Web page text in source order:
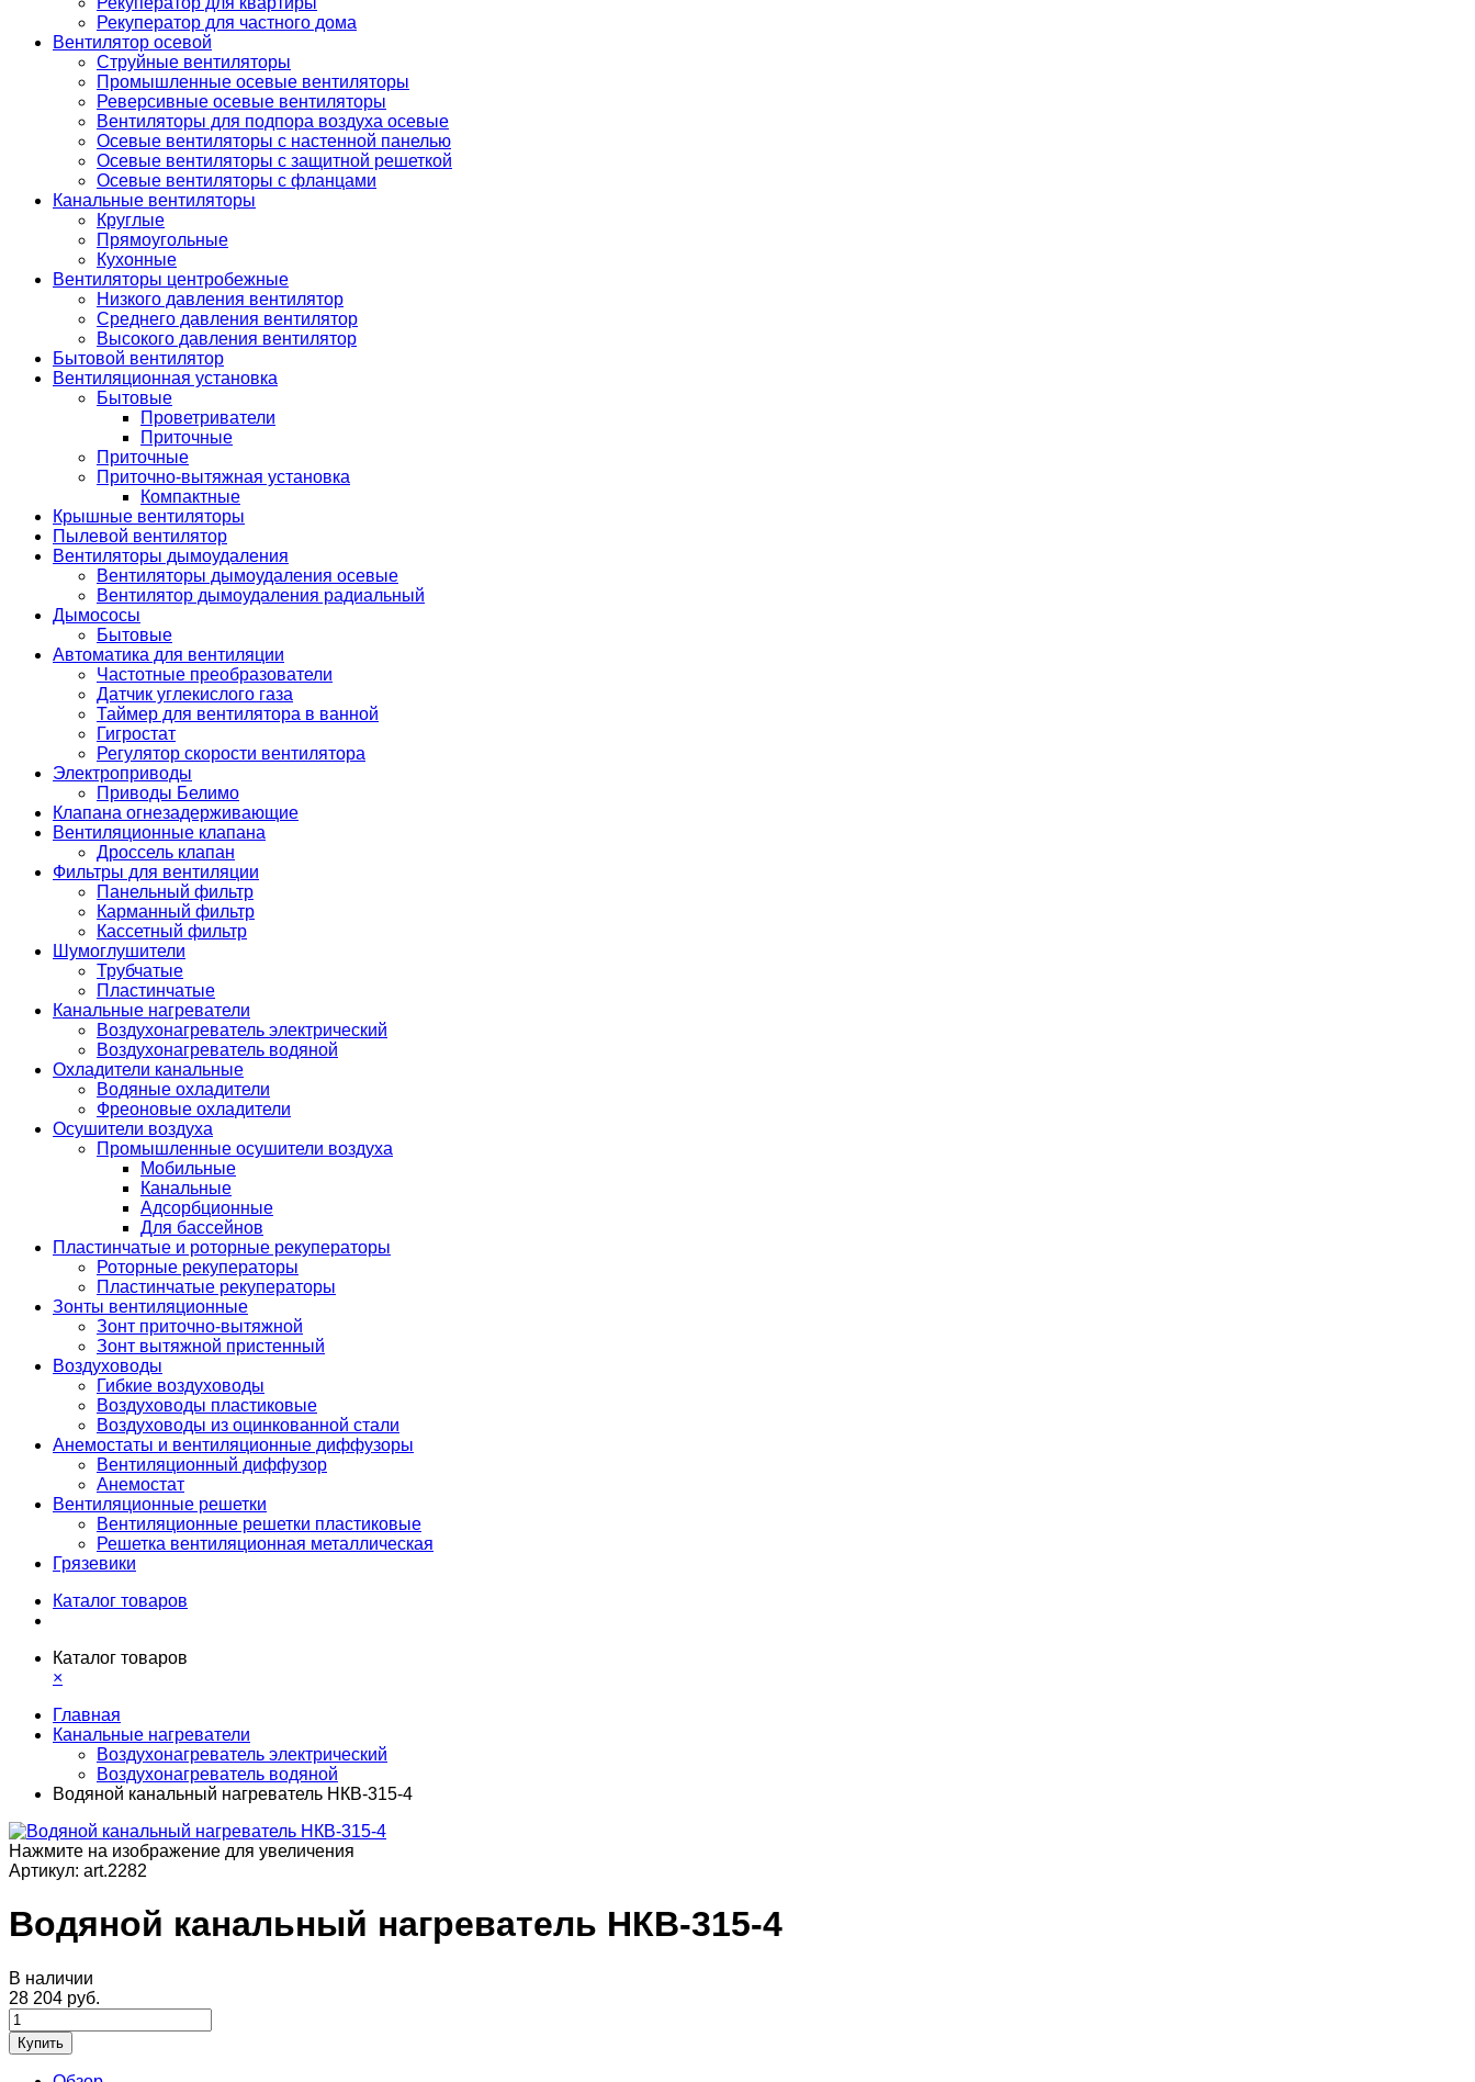
Рекуператор для частного дома
Вентилятор осевой
Струйные вентиляторы
Промышленные осевые вентиляторы
Реверсивные осевые вентиляторы
Вентиляторы для подпора воздуха осевые
Осевые вентиляторы с настенной панелью
Осевые вентиляторы с защитной решеткой
Осевые вентиляторы с фланцами
Канальные вентиляторы
Круглые
Прямоугольные
Кухонные
Вентиляторы центробежные
Низкого давления вентилятор
Среднего давления вентилятор
Высокого давления вентилятор
Бытовой вентилятор
Вентиляционная установка
Бытовые
Проветриватели
Приточные
Приточные
Приточно-вытяжная установка
Компактные
Крышные вентиляторы
Пылевой вентилятор
Вентиляторы дымоудаления
Вентиляторы дымоудаления осевые
Вентилятор дымоудаления радиальный
Дымососы
Бытовые
Автоматика для вентиляции
Частотные преобразователи
Датчик углекислого газа
Таймер для вентилятора в ванной
Гигростат
Регулятор скорости вентилятора
Электроприводы
Приводы Белимо
Клапана огнезадерживающие
Вентиляционные клапана
Дроссель клапан
Фильтры для вентиляции
Панельный фильтр
Карманный фильтр
Кассетный фильтр
Шумоглушители
Трубчатые
Пластинчатые
Канальные нагреватели
Воздухонагреватель электрический
Воздухонагреватель водяной
Охладители канальные
Водяные охладители
Фреоновые охладители
Осушители воздуха
Промышленные осушители воздуха
Мобильные
Канальные
Адсорбционные
Для бассейнов
Пластинчатые и роторные рекуператоры
Роторные рекуператоры
Пластинчатые рекуператоры
Зонты вентиляционные
Зонт приточно-вытяжной
Зонт вытяжной пристенный
Воздуховоды
Гибкие воздуховоды
Воздуховоды пластиковые
Воздуховоды из оцинкованной стали
Анемостаты и вентиляционные диффузоры
Вентиляционный диффузор
Анемостат
Вентиляционные решетки
Вентиляционные решетки пластиковые
Решетка вентиляционная металлическая
Грязевики
Каталог товаров
Каталог товаров
×
Главная
Канальные нагреватели
Воздухонагреватель электрический
Воздухонагреватель водяной
Водяной канальный нагреватель НКВ-315-4
Нажмите на изображение для увеличения
Артикул: art.2282
Водяной канальный нагреватель НКВ-315-4
В наличии
28 204 руб.
Купить